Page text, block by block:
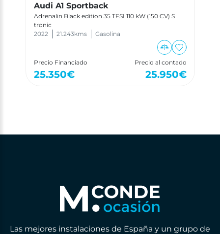
Audi A1 Sportback
Adrenalin Black edition 35 TFSI 110 kW (150 CV) S
tronic
2022
21.243kms Gasolina
Precio Financiado
25.350€
Precio al contado
25.950€
Las mejores instalaciones de España y un grupo de